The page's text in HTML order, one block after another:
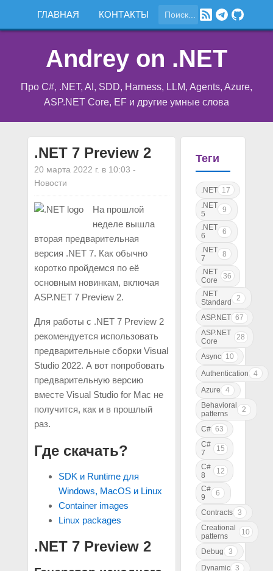
ГЛАВНАЯ КОНТАКТЫ
Andrey on .NET
Про C#, .NET, AI, SDD, Harness, LLM, Agents, Azure,
ASP.NET Core, EF и другие умные слова
.NET 7 Preview 2
20 марта 2022 г. в 10:03 -
Новости
На прошлой
неделе вышла
вторая предварительная
версия .NET 7. Как обычно
коротко пройдемся по её
основным новинкам, включая
ASP.NET 7 Preview 2.
Для работы с .NET 7 Preview 2
рекомендуется использовать
предварительные сборки Visual
Studio 2022. А вот попробовать
предварительную версию
вместе Visual Studio for Mac не
получится, как и в прошлый
раз.
Где скачать?
SDK и Runtime для
Windows, MacOS и Linux
Container images
Linux packages
.NET 7 Preview 2
Теги
.NET 17
.NET
5
9
.NET
6
6
.NET
7
8
.NET
Core
36
.NET
Standard
2
ASP.NET 67
ASP.NET
Core
28
Async 10
Authentication
4
Azure
4
Behavioral
patterns
2
C# 63
C#
7
15
C#
8
12
C#
9
6
Contracts 3
Creational
patterns
10
Debug
3
Dynamic 3